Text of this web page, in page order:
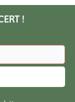
!